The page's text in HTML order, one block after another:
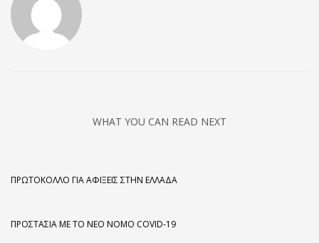
WHAT YOU CAN READ NEXT
ΠΡΩΤΌΚΟΛΛΟ ΓΙΑ ΑΦΊΞΕΙΣ ΣΤΗΝ ΕΛΛΆΔΑ
ΠΡΟΣΤΑΣΊΑ ΜΕ ΤΟ ΝΈΟ ΝΌΜΟ COVID-19